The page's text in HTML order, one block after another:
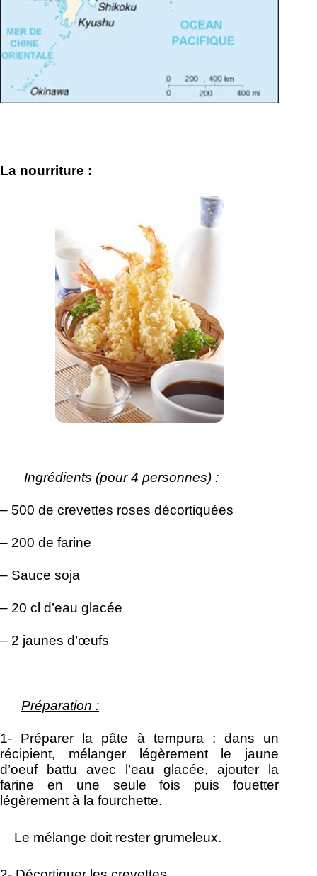
La nourriture :
Ingrédients (pour 4 personnes) :
– 500 de crevettes roses décortiquées
– 200 de farine
– Sauce soja
– 20 cl d’eau glacée
– 2 jaunes d’œufs
Préparation :
1- Préparer la pâte à tempura : dans un
récipient, mélanger légèrement le jaune
d’oeuf battu avec l’eau glacée, ajouter la
farine en une seule fois puis fouetter
légèrement à la fourchette.
Le mélange doit rester grumeleux.